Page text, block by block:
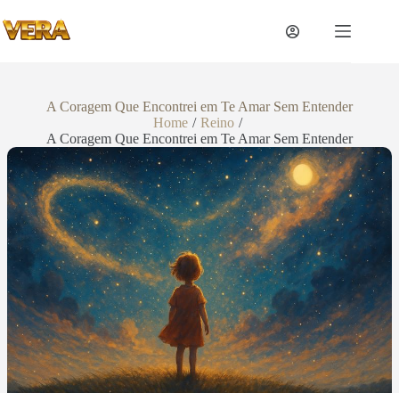
A Coragem Que Encontrei em Te Amar Sem Entender
Home / Reino /
A Coragem Que Encontrei em Te Amar Sem Entender